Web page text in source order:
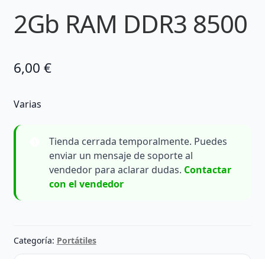
2Gb RAM DDR3 8500
6,00 €
Varias
Tienda cerrada temporalmente. Puedes
enviar un mensaje de soporte al
vendedor para aclarar dudas. Contactar
con el vendedor
Categoría: Portátiles